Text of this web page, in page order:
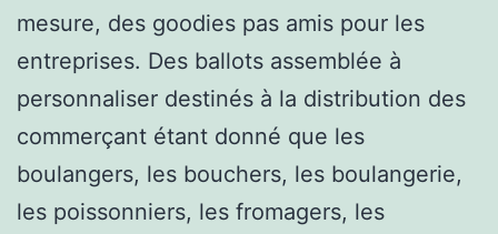
mesure, des goodies pas amis pour les
entreprises. Des ballots assemblée à
personnaliser destinés à la distribution des
commerçant étant donné que les
boulangers, les bouchers, les boulangerie,
les poissonniers, les fromagers, les